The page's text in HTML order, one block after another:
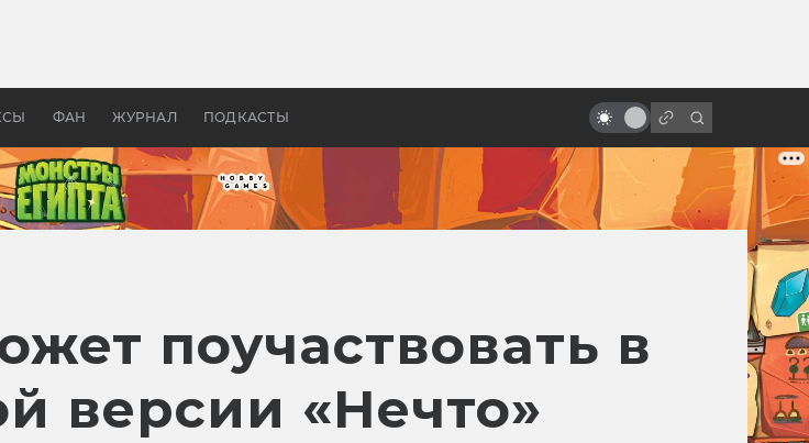
ФАН ЖУРНАЛ ПОДКАСТЫ
бы «Властелина колец»
не знали
поучаствовать в
версии «Нечто»